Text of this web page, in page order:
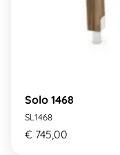
Solo 1468
SL1468
€ 745,00